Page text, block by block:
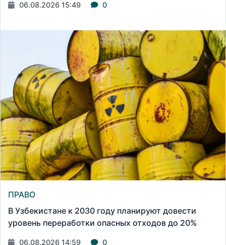
06.08.2026 15:49 0
ПРАВО
В Узбекистане к 2030 году планируют довести
уровень переработки опасных отходов до 20%
06.08.2026 14:59 0